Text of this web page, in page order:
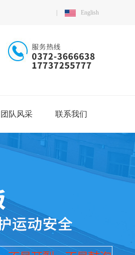
English
团队风采 联系我们